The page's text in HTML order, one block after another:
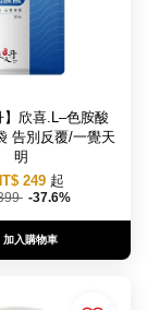
】欣喜.L–色胺酸
告別反覆/一覺天
明
249 起
-37.6%
加入購物車